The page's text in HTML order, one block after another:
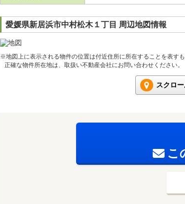
愛媛県新居浜市中村松木１丁目 周辺地図情報
※地図上に表示される物件の位置は付近住所に所在することを表す
正確な物件所在地は、取扱い不動産会社にお問い合わせください。
スクロ
こ